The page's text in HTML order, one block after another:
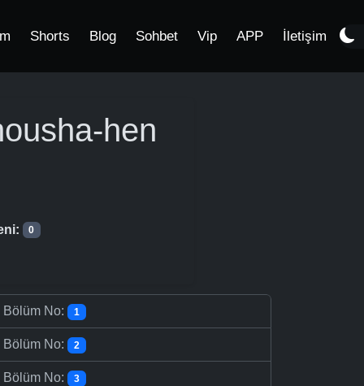
Shorts Blog Sohbet Vip APP İletişim
hen
0
Bölüm No: 1
Bölüm No: 2
Bölüm No: 3